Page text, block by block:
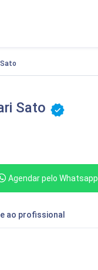
Sato
Agendar pelo Whatsapp
ao profissional